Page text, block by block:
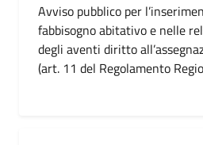
Avviso pubblico per
fabbisogno abitativo e nelle
degli aventi diritto
(art. 11 del Regolamento